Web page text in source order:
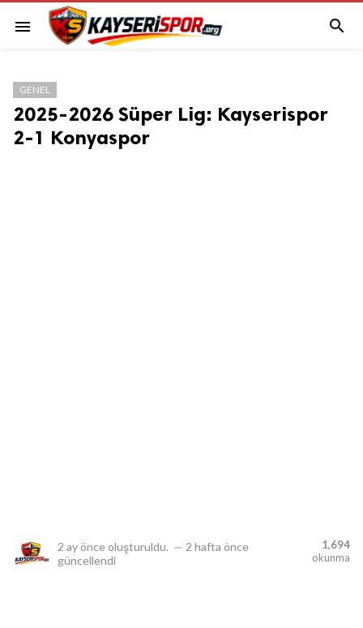
menu 
GENEL
2025-2026 Süper Lig: Kayserispor
2-1 Konyaspor
2 ay önce oluşturuldu. — 2 hafta önce
güncellendi
1,694
okunma